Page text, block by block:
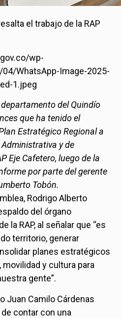
el trabajo de la RAP
wp-
WhatsApp-Image-2025-
1.jpeg
del Quindío
que ha tenido el
Estratégico Regional a
y de
Eje Cafetero, luego de la
por parte del gerente
Tobón.
Rodrigo Alberto
del órgano
la RAP, al señalar que “es
territorio, generar
planes estratégicos
y cultura para
gente”.
Juan Camilo Cárdenas
contar con una